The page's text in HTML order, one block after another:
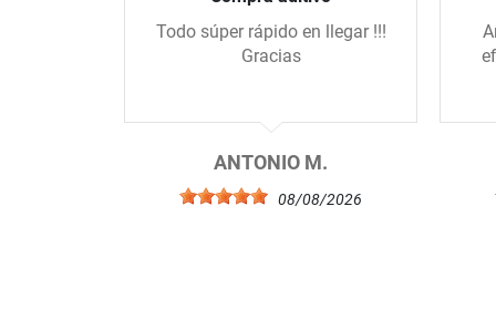
Todo súper rápido en llegar !!!
Gracias
ANTONIO M.
08/08/2026